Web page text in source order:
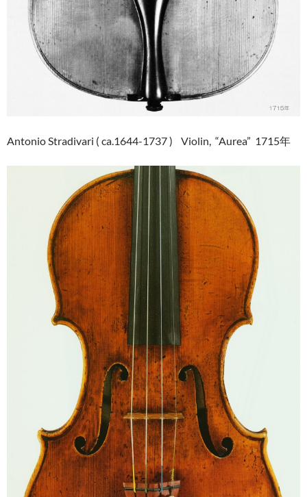
Antonio Stradivari ( ca.1644-1737 ) Violin, “Aurea” 1715年